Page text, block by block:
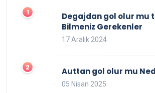
Degajdan gol olur mu
Bilmeniz Gerekenler
17 Aralık 2024
Auttan gol olur mu
05 Nisan 2025